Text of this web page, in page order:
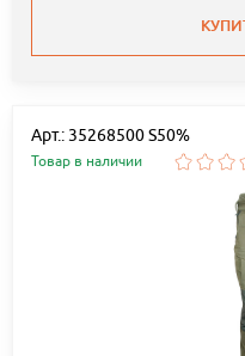
Арт.: 35268500 S50%
Товар в наличии